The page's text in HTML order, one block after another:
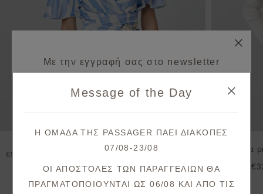
€59,90
Μπλούζα
€46,00
Με την εγγραφή σας στο newsletter
στην πρώτη σας παραγγελία!
παραλαβές & μοναδικές προσφορές.
Message of the Day
Η ΟΜΑΔΑ ΤΗΣ PASSAGER ΠΑΕΙ ΔΙΑΚΟΠΕΣ
07/08-23/08
ΟΙ ΑΠΟΣΤΟΛΕΣ ΤΩΝ ΠΑΡΑΓΓΕΛΙΩΝ ΘΑ
ΠΡΑΓΜΑΤΟΠΟΙΟΥΝΤΑΙ ΩΣ 06/08 ΚΑΙ ΑΠΟ ΤΙΣ